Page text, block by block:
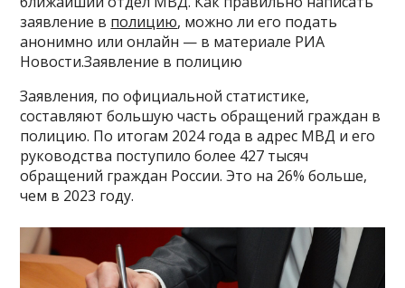
заявление в полицию, можно ли его подать
анонимно или онлайн — в материале РИА
Новости.Заявление в полицию
Заявления, по официальной статистике,
составляют большую часть обращений граждан в
полицию. По итогам 2024 года в адрес МВД и его
руководства поступило более 427 тысяч
обращений граждан России. Это на 26% больше,
чем в 2023 году.